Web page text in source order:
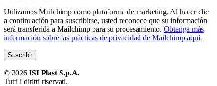
Utilizamos Mailchimp como plataforma de marketing. Al hacer clic
a continuación para suscribirse, usted reconoce que su información
será transferida a Mailchimp para su procesamiento. Obtenga más
información sobre las prácticas de privacidad de Mailchimp aquí.
© 2026 ISI Plast S.p.A.
Tutti i diritti riservati.